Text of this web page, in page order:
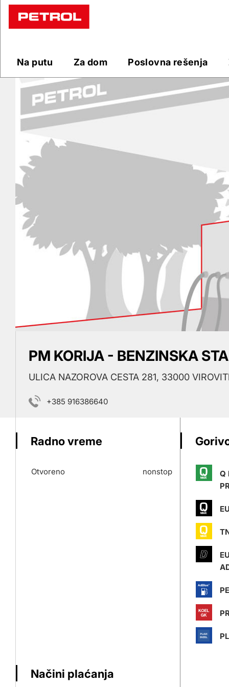
Prodajna
mesta
Na putu Za dom Poslovna rešenja
PM KORIJA - BENZINSKA
ULICA NAZOROVA CESTA 281, 33000
+385 916386640
Radno vreme
Otvoreno nonstop
Q
Načini plaćanja